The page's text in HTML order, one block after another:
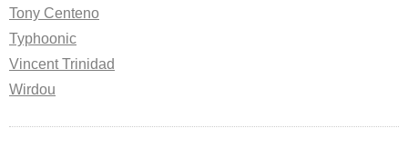
Tony Centeno
Typhoonic
Vincent Trinidad
Wirdou